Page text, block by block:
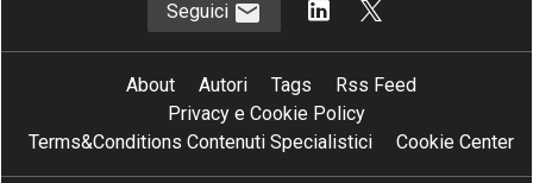
Seguici
About Autori Tags
Rss Feed
Privacy e Cookie Policy
Terms&Conditions Contenuti Specialistici
Cookie Center